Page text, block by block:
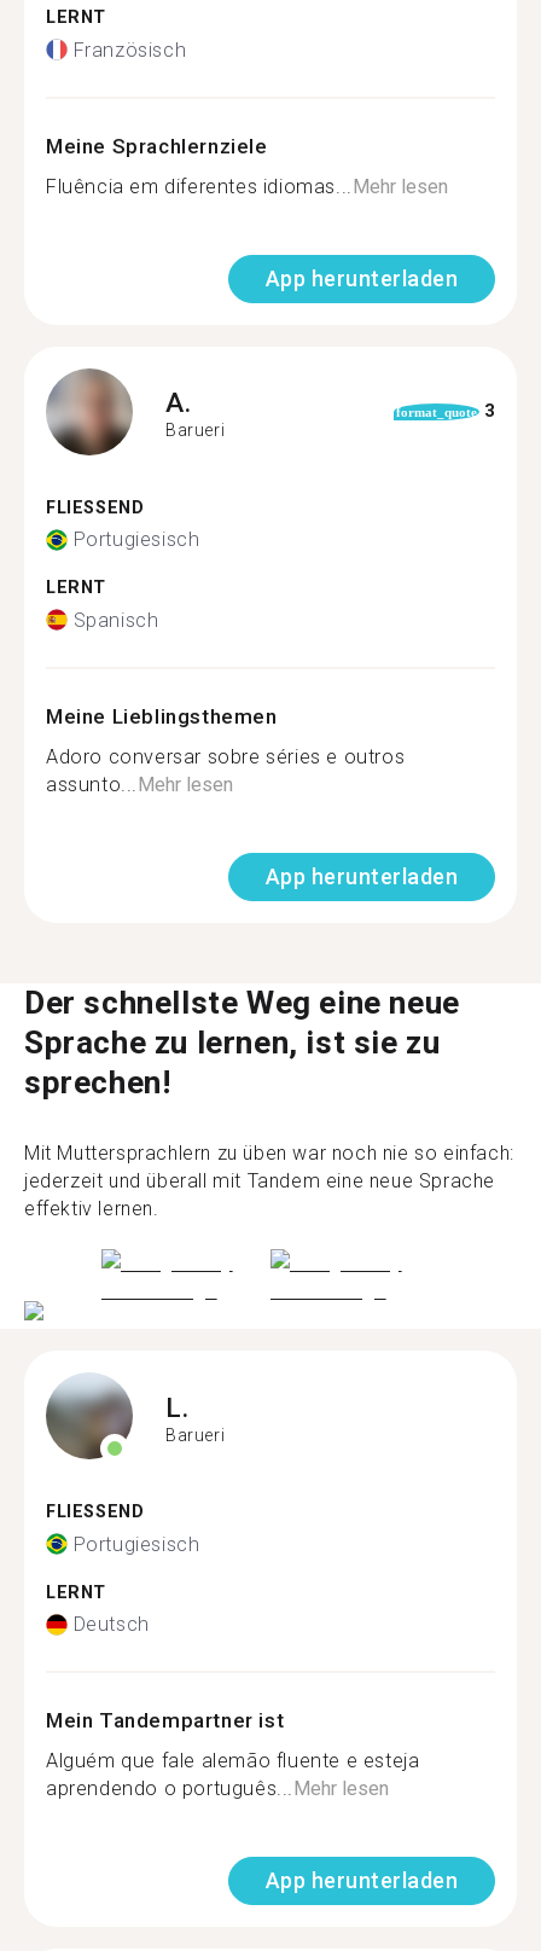
LERNT
Französisch
Meine Sprachlernziele
Fluência em diferentes idiomas... Mehr lesen
App herunterladen
A.
Barueri
format_quote 3
FLIESSEND
Portugiesisch
LERNT
Spanisch
Meine Lieblingsthemen
Adoro conversar sobre séries e outros
assunto... Mehr lesen
App herunterladen
Der schnellste Weg eine neue
Sprache zu lernen, ist sie zu
sprechen!
Mit Muttersprachlern zu üben war noch nie so einfach:
jederzeit und überall mit Tandem eine neue Sprache
effektiv lernen.
L.
Barueri
FLIESSEND
Portugiesisch
LERNT
Deutsch
Mein Tandempartner ist
Alguém que fale alemão fluente e esteja
aprendendo o português...Mehr lesen
App herunterladen